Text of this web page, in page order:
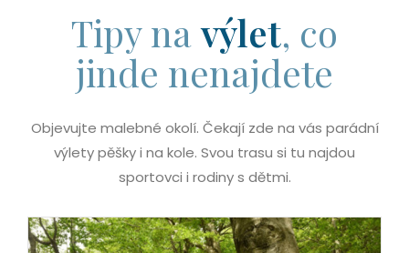
Tipy navýlet, co
jinde nenajdete
Objevujte malebné okolí. Čekají zde na vás parádní
výlety pěšky i na kole. Svou trasu si tu najdou
sportovci i rodiny s dětmi.